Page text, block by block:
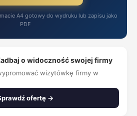
A4 gotowy do wydruku lub zapisu jako
PDF
o widoczność swojej firmy
wizytówkę firmy w
ofertę →